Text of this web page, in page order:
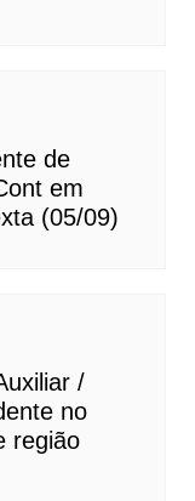
de
em
(05/09)
/
no
região